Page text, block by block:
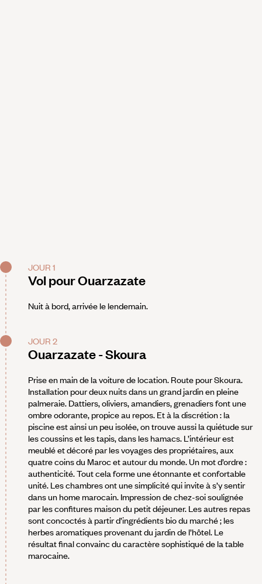
JOUR 1
Vol pour Ouarzazate
Nuit à bord, arrivée le lendemain.
JOUR 2
Ouarzazate - Skoura
Prise en main de la voiture de location. Route pour Skoura.
Installation pour deux nuits dans un grand jardin en pleine
palmeraie. Dattiers, oliviers, amandiers, grenadiers font une
ombre odorante, propice au repos. Et à la discrétion : la
piscine est ainsi un peu isolée, on trouve aussi la quiétude sur
les coussins et les tapis, dans les hamacs. L’intérieur est
meublé et décoré par les voyages des propriétaires, aux
quatre coins du Maroc et autour du monde. Un mot d’ordre :
authenticité. Tout cela forme une étonnante et confortable
unité. Les chambres ont une simplicité qui invite à s’y sentir
dans un home marocain. Impression de chez-soi soulignée
par les confitures maison du petit déjeuner. Les autres repas
sont concoctés à partir d’ingrédients bio du marché ; les
herbes aromatiques provenant du jardin de l’hôtel. Le
résultat final convainc du caractère sophistiqué de la table
marocaine.